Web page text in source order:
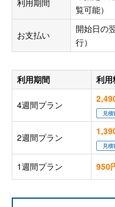
覧可能）
お支払い
開始日の
行）
利用期間 利用
4週間プラン
見
2週間プラン
見
1週間プラン 950